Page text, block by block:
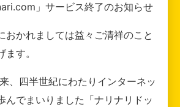
」サービス終了のお知らせ
おかれましては益々ご清祥のこと
す。
、四半世紀にわたりインターネッ
んでまいりました「ナリナリドッ